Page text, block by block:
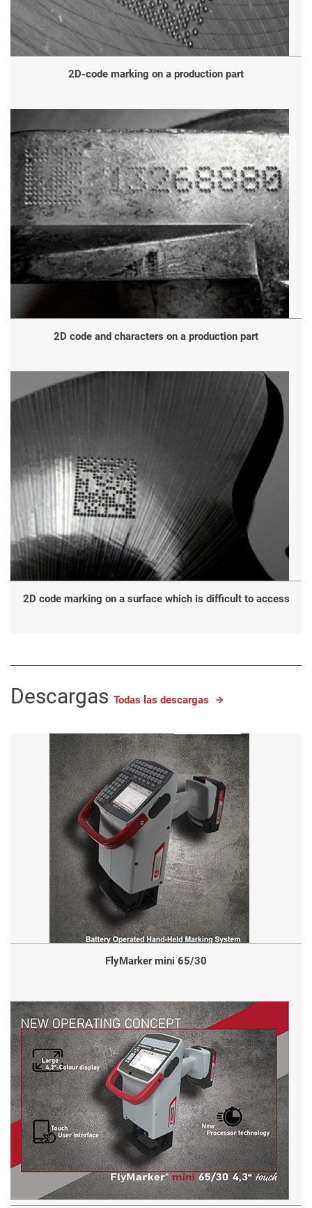
2D-code marking on a production part
2D code and characters on a production part
2D code marking on a surface which is difficult to access
Descargas Todas las descargas
FlyMarker mini 65/30